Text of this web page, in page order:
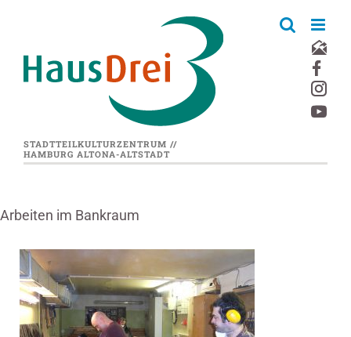
STADTTEILKULTURZENTRUM //
HAMBURG ALTONA-ALTSTADT
Arbeiten im Bankraum